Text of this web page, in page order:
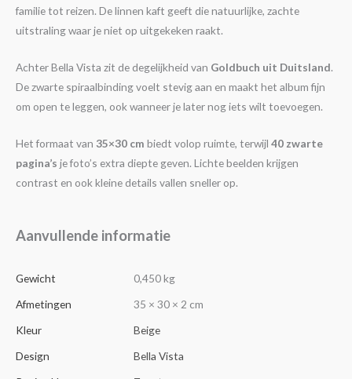
familie tot reizen. De linnen kaft geeft die natuurlijke, zachte
uitstraling waar je niet op uitgekeken raakt.
Achter Bella Vista zit de degelijkheid van Goldbuch uit Duitsland.
De zwarte spiraalbinding voelt stevig aan en maakt het album fijn
om open te leggen, ook wanneer je later nog iets wilt toevoegen.
Het formaat van 35×30 cm biedt volop ruimte, terwijl 40 zwarte
pagina’s je foto’s extra diepte geven. Lichte beelden krijgen
contrast en ook kleine details vallen sneller op.
Aanvullende informatie
Gewicht
0,450 kg
Afmetingen
35 × 30 × 2 cm
Kleur
Beige
Design
Bella Vista